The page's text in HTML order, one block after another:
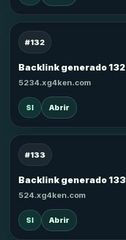
#132
Backlink generado 132
5234.xg4ken.com
SI Abrir
#133
Backlink generado 133
524.xg4ken.com
SI Abrir